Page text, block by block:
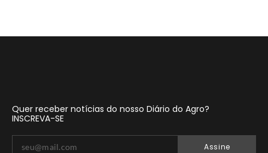
Quer receber notícias do nosso Diário do Agro?
INSCREVA-SE
Assine